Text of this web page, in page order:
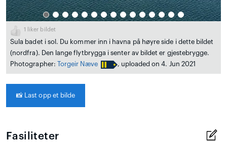
1 liker bildet
Sula badet i sol. Du kommer inn i havna på høyre side i dette bildet
(nordfra). Den lange flytbrygga i senter av bildet er gjestebrygge.
Photographer: Torgeir Næve , uploaded on 4. Jun 2021
📸 Last opp et bilde
Fasiliteter